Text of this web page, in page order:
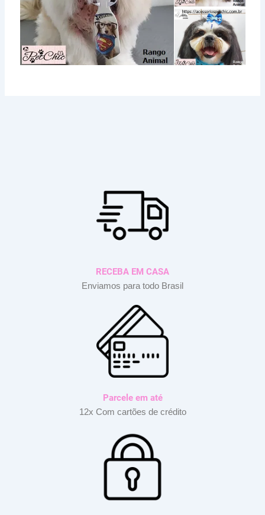
RECEBA EM CASA
Enviamos para todo Brasil
Parcele em até
12x Com cartões de crédito